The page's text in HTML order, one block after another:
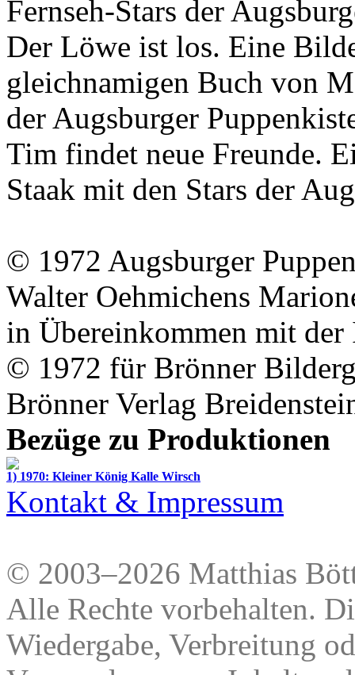
Fernseh-Stars der
Der Löwe ist los. Eine
gleichnamigen Buch von
der Augsburger
Tim findet neue Freunde.
Staak mit den Stars der
© 1972 Augsburger
Walter Oehmichens
in Übereinkommen mit der
© 1972 für Brönner
Brönner Verlag
Bezüge zu Produktionen
1) 1970: Kleiner König Kalle Wirsch
Kontakt & Impressum
© 2003–2026 Matthias
Alle Rechte vorbehalten.
Wiedergabe, Verbreitung